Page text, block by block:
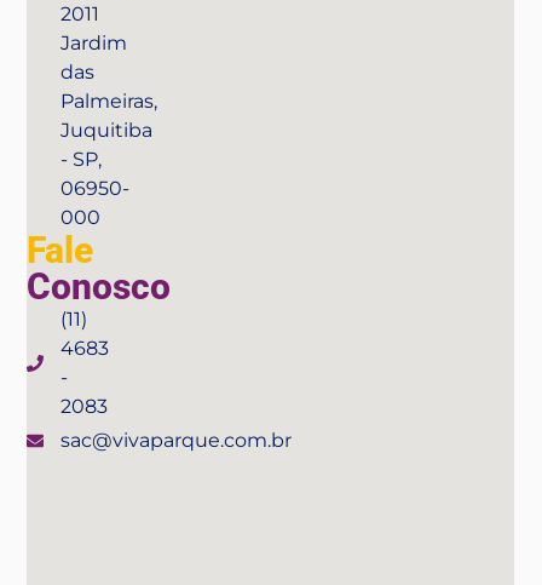
2011
Jardim
das
Palmeiras,
Juquitiba
- SP,
06950-
000
Fale
Conosco
(11)
4683
-
2083
sac@vivaparque.com.br